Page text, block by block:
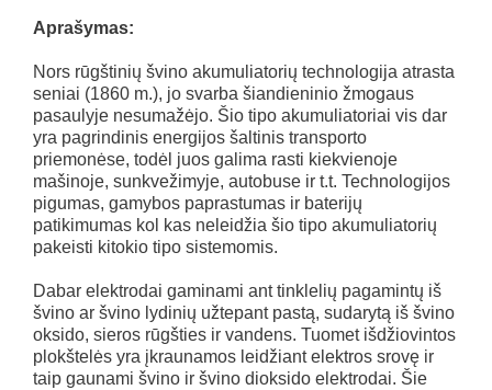
Aprašymas:
Nors rūgštinių švino akumuliatorių technologija atrasta
seniai (1860 m.), jo svarba šiandieninio žmogaus
pasaulyje nesumažėjo. Šio tipo akumuliatoriai vis dar
yra pagrindinis energijos šaltinis transporto
priemonėse, todėl juos galima rasti kiekvienoje
mašinoje, sunkvežimyje, autobuse ir t.t. Technologijos
pigumas, gamybos paprastumas ir baterijų
patikimumas kol kas neleidžia šio tipo akumuliatorių
pakeisti kitokio tipo sistemomis.
Dabar elektrodai gaminami ant tinklelių pagamintų iš
švino ar švino lydinių užtepant pastą, sudarytą iš švino
oksido, sieros rūgšties ir vandens. Tuomet išdžiovintos
plokštelės yra įkraunamos leidžiant elektros srovę ir
taip gaunami švino ir švino dioksido elektrodai. Šie